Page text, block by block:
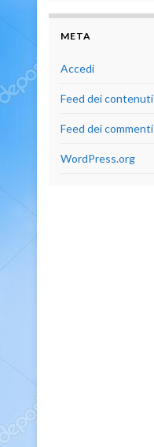
META
Accedi
Feed dei contenuti
Feed dei commenti
WordPress.org